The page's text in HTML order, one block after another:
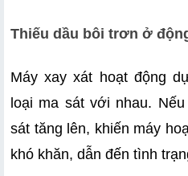
Thiếu dầu bôi trơn ở
Máy xay xát hoạt động
loại ma sát với nhau. Nếu
sát tăng lên, khiến máy
khó khăn, dẫn đến tình